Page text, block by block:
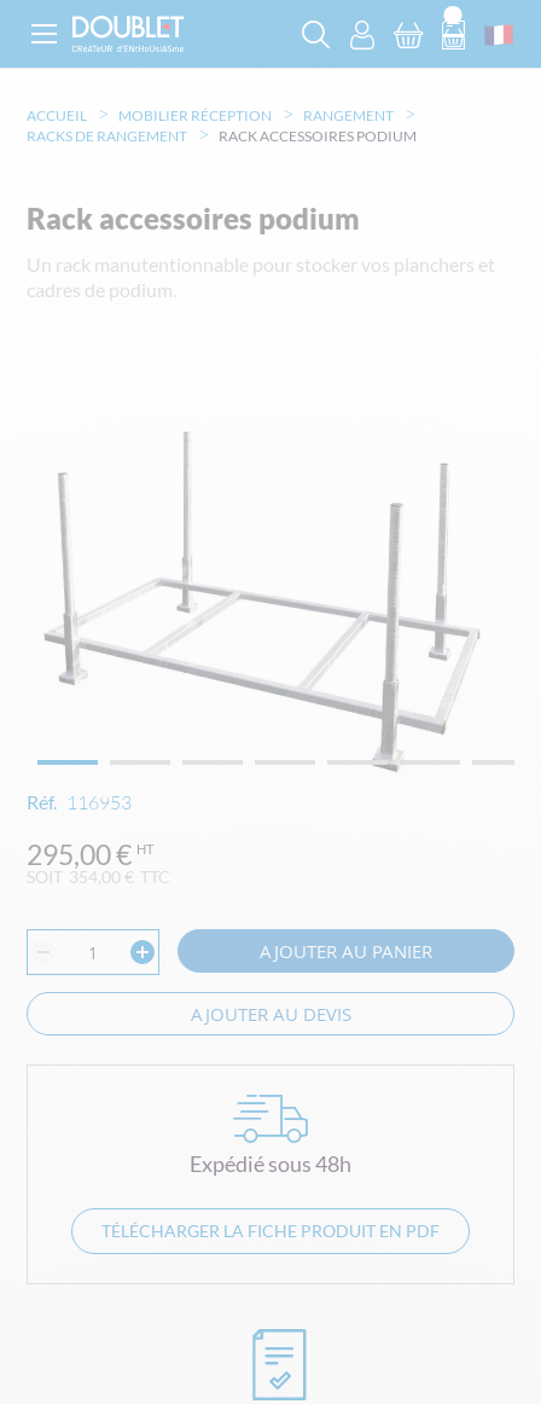
ACCUEIL MOBILIER RÉCEPTION
RANGEMENT
RACKS DE RANGEMENT
RACK ACCESSOIRES PODIUM
Réf. 116953
SOIT 354,00 € TTC
295,00 €
AJOUTER AU PANIER
AJOUTER AU DEVIS
Expédié sous 48h
TÉLÉCHARGER LA FICHE PRODUIT EN PDF
Rack accessoires podium
Un rack manutentionnable pour stocker vos planchers et
cadres de podium.
gallery
Skip
the
beginning